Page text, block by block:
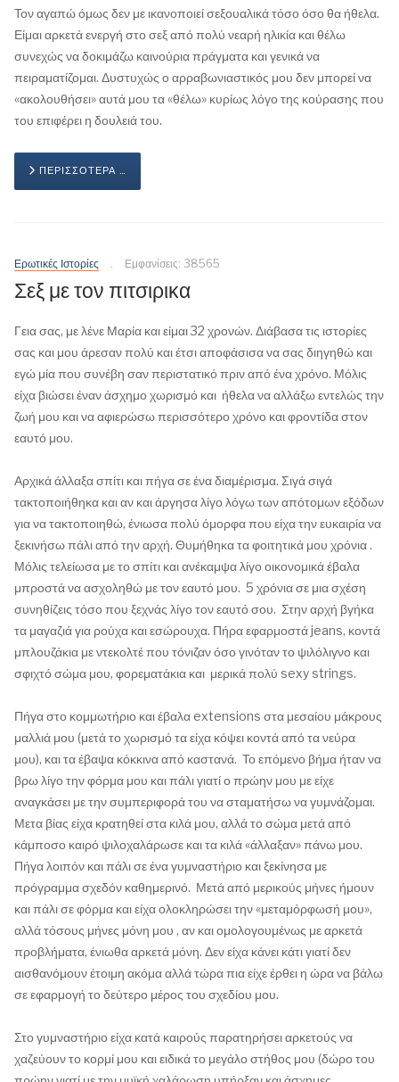
Τον αγαπώ όμως δεν με ικανοποιεί σεξουαλικά τόσο όσο θα ήθελα.
Είμαι αρκετά ενεργή στο σεξ από πολύ νεαρή ηλικία και θέλω
συνεχώς να δοκιμάζω καινούρια πράγματα και γενικά να
πειραματίζομαι. Δυστυχώς ο αρραβωνιαστικός μου δεν μπορεί να
«ακολουθήσει» αυτά μου τα «θέλω» κυρίως λόγο της κούρασης που
του επιφέρει η δουλειά του.
ΠΕΡΙΣΣΌΤΕΡΑ …
Ερωτικές Ιστορίες Εμφανίσεις: 38565
Σεξ με τον πιτσιρικα
Γεια σας, με λένε Μαρία και είμαι 32 χρονών. Διάβασα τις ιστορίες
σας και μου άρεσαν πολύ και έτσι αποφάσισα να σας διηγηθώ και
εγώ μία που συνέβη σαν περιστατικό πριν από ένα χρόνο. Μόλις
είχα βιώσει έναν άσχημο χωρισμό και ήθελα να αλλάξω εντελώς την
ζωή μου και να αφιερώσω περισσότερο χρόνο και φροντίδα στον
εαυτό μου.
Αρχικά άλλαξα σπίτι και πήγα σε ένα διαμέρισμα. Σιγά σιγά
τακτοποιήθηκα και αν και άργησα λίγο λόγω των απότομων εξόδων
για να τακτοποιηθώ, ένιωσα πολύ όμορφα που είχα την ευκαιρία να
ξεκινήσω πάλι από την αρχή. Θυμήθηκα τα φοιτητικά μου χρόνια .
Μόλις τελείωσα με το σπίτι και ανέκαμψα λίγο οικονομικά έβαλα
μπροστά να ασχοληθώ με τον εαυτό μου. 5 χρόνια σε μια σχέση
συνηθίζεις τόσο που ξεχνάς λίγο τον εαυτό σου. Στην αρχή βγήκα
τα μαγαζιά για ρούχα και εσώρουχα. Πήρα εφαρμοστά jeans, κοντά
μπλουζάκια με ντεκολτέ που τόνιζαν όσο γινόταν το ψιλόλιγνο και
σφιχτό σώμα μου, φορεματάκια και μερικά πολύ sexy strings.
Πήγα στο κομμωτήριο και έβαλα extensions στα μεσαίου μάκρους
μαλλιά μου (μετά το χωρισμό τα είχα κόψει κοντά από τα νεύρα
μου), και τα έβαψα κόκκινα από καστανά. Το επόμενο βήμα ήταν να
βρω λίγο την φόρμα μου και πάλι γιατί ο πρώην μου με είχε
αναγκάσει με την συμπεριφορά του να σταματήσω να γυμνάζομαι.
Μετα βίας είχα κρατηθεί στα κιλά μου, αλλά το σώμα μετά από
κάμποσο καιρό ψιλοχαλάρωσε και τα κιλά «άλλαξαν» πάνω μου.
Πήγα λοιπόν και πάλι σε ένα γυμναστήριο και ξεκίνησα με
πρόγραμμα σχεδόν καθημερινό. Μετά από μερικούς μήνες ήμουν
και πάλι σε φόρμα και είχα ολοκληρώσει την «μεταμόρφωσή μου»,
αλλά τόσους μήνες μόνη μου , αν και ομολογουμένως με αρκετά
προβλήματα, ένιωθα αρκετά μόνη. Δεν είχα κάνει κάτι γιατί δεν
αισθανόμουν έτοιμη ακόμα αλλά τώρα πια είχε έρθει η ώρα να βάλω
σε εφαρμογή το δεύτερο μέρος του σχεδίου μου.
Στο γυμναστήριο είχα κατά καιρούς παρατηρήσει αρκετούς να
χαζεύουν το κορμί μου και ειδικά το μεγάλο στήθος μου (δώρο του